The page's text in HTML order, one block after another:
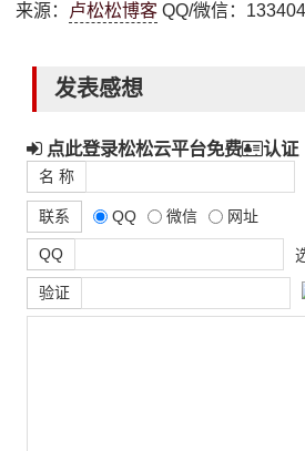
来源： 卢松松博客 QQ/微信：
发表感想
点此登录松松云平台免费 认证
名 称
联系 QQ 微信 网址
QQ
验证